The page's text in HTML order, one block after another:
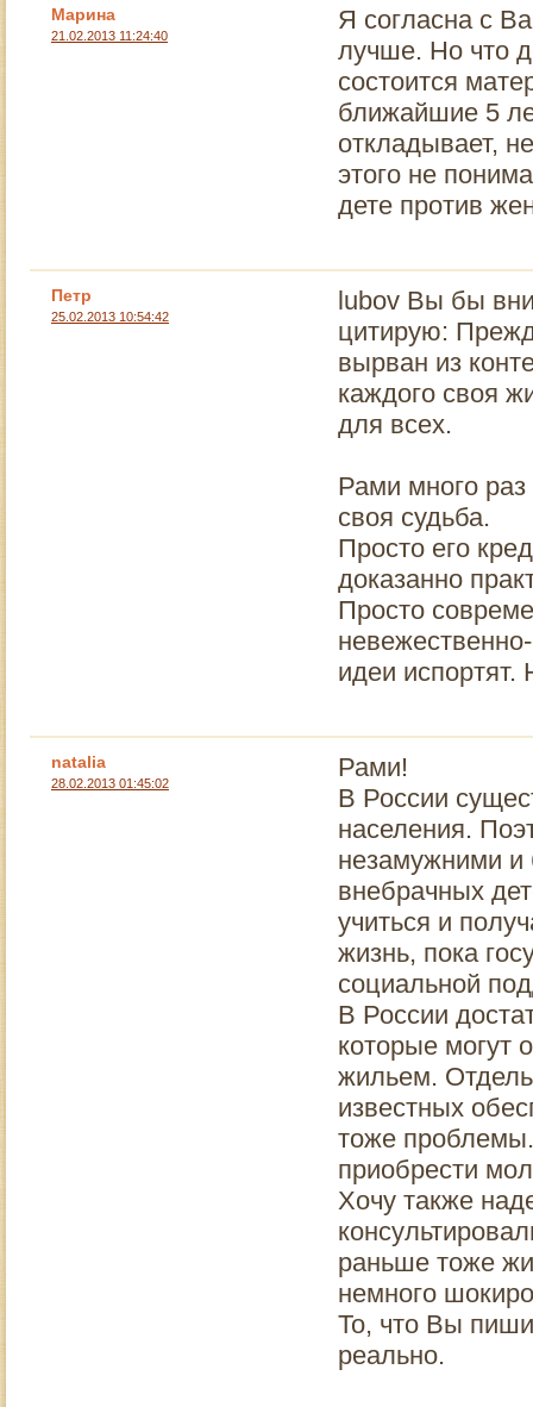
Марина
21.02.2013 11:24:40
Я согласна с
лучше. Но что
состоится
ближайшие 5
откладывает,
этого не
дете против
Петр
25.02.2013 10:54:42
lubov Вы бы
цитирую:
вырван из
каждого своя
для всех.
Рами много раз
своя судьба.
Просто его
доказанно
Просто
идеи
natalia
28.02.2013 01:45:02
Рами!
В России
населения.
незамужними
внебрачных
учиться и
жизнь, пока
социальной
В России
которые могут
жильем.
известных
тоже
приобрести
Хочу также
раньше тоже
немного
То, что Вы
реально.